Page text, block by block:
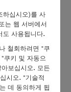
남
취향을 추구하고
어넣는 원천이
이는 페미닌 피
아한 품격과 매
하십시오)를 사
는 웹 서버에서
도 사용됩니다.
철회하려면 "쿠
"쿠키 및 자동으
보십시오. 모든
시오. "기술적
데 동의하게 됩